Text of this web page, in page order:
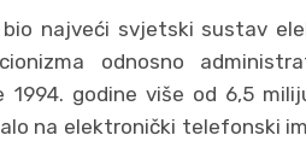
najveći svjetski sustav
odnosno
godine više od 6,5
na elektronički telefonski